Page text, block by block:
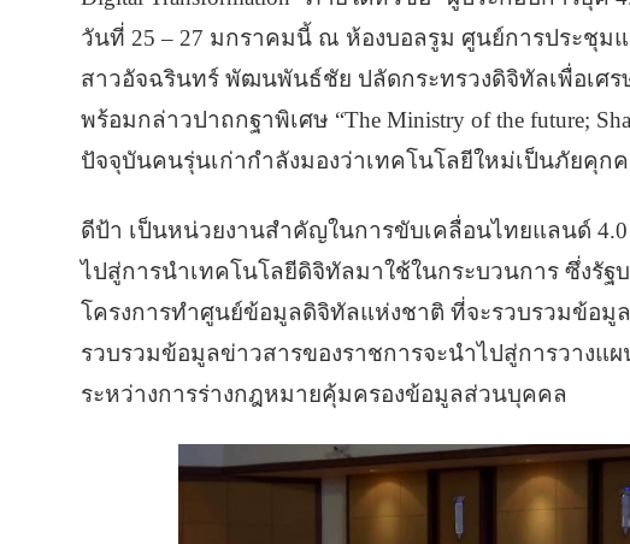
วันที่ 25 – 27 มกราคมนี้ ณ ห้องบอลรูม ศูนย์การประชุม
สาวอัจฉรินทร์ พัฒนพันธ์ชัย ปลัดกระทรวงดิจิทัลเพื่อเศร
พร้อมกล่าวปาถกฐาพิเศษ “The Ministry of the future;
ปัจจุบันคนรุ่นเก่ากำลังมองว่าเทคโนโลยีใหม่เป็นภัยคุก
ดีป้า เป็นหน่วยงานสำคัญในการขับเคลื่อนไทยแลนด์
ไปสู่การนำเทคโนโลยีดิจิทัลมาใช้ในกระบวนการ ซึ่งรั
โครงการทำศูนย์ข้อมูลดิจิทัลแห่งชาติ ที่จะรวบรวมข้อมู
รวบรวมข้อมูลข่าวสารของราชการจะนำไปสู่การวางแ
ระหว่างการร่างกฎหมายคุ้มครองข้อมูลส่วนบุคคล